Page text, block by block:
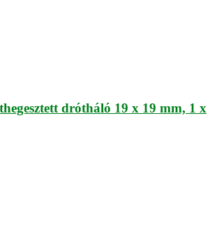
drótháló 19 x 19 mm, 1 x